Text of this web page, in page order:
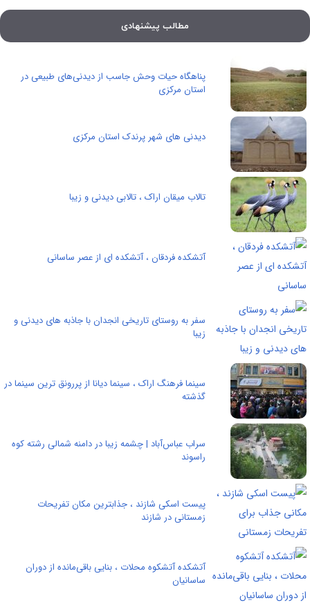
مطالب پیشنهادی
پناهگاه حیات وحش جاسب از دیدنی‌‌های طبیعی در
استان مرکزی
دیدنی های شهر پرندک استان مرکزی
تالاب میقان اراک ، تالابی دیدنی و زیبا
آتشکده فردقان ، آتشکده ای از عصر ساسانی
سفر به روستای تاریخی انجدان با جاذبه های دیدنی و
زیبا
سینما فرهنگ اراک ، سینما دیانا از پررونق ترین سینما در
گذشته
سراب عباس‌آباد | چشمه زیبا در دامنه شمالی رشته کوه
راسوند
پیست اسکی شازند ، جذابترین مکان تفریحات
زمستانی در شازند
آتشکده‌ آتشکوه محلات ، بنایی باقی‌مانده از دوران
ساسانیان